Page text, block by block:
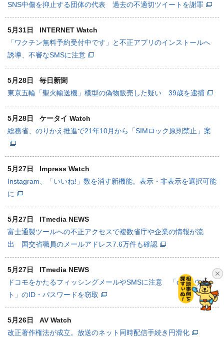
SNS中傷を抑止する団体の代表 過去の不適切ツイートを謝罪
5月31日
INTERNET Watch
「ワクチン無料予約受付中です」と不正アプリのインストールへ
誘導、不審なSMSに注意
5月28日
毎日新聞
東京五輪「聖火輸送機」模型の偽物販売した疑い 39歳を逮捕
5月28日
ケータイ Watch
総務省、のりかえ推進で21年10月から「SIMロック原則禁止」案
5月27日
Impress Watch
Instagram、「いいね!」数を消す新機能。表示・非表示を選択可能
に
5月27日
ITmedia NEWS
富士通製ツールへの不正アクセスで複数省庁や企業の情報が流
出 国交省職員のメールアドレス7.6万件も確認
5月27日
ITmedia NEWS
ドコモをかたるフィッシングメールやSMSに注意 「dアカウン
ト」のID・パスワードを窃取
5月26日
AV Watch
改正著作権法が成立。放送のネット同時配信手続き円滑化